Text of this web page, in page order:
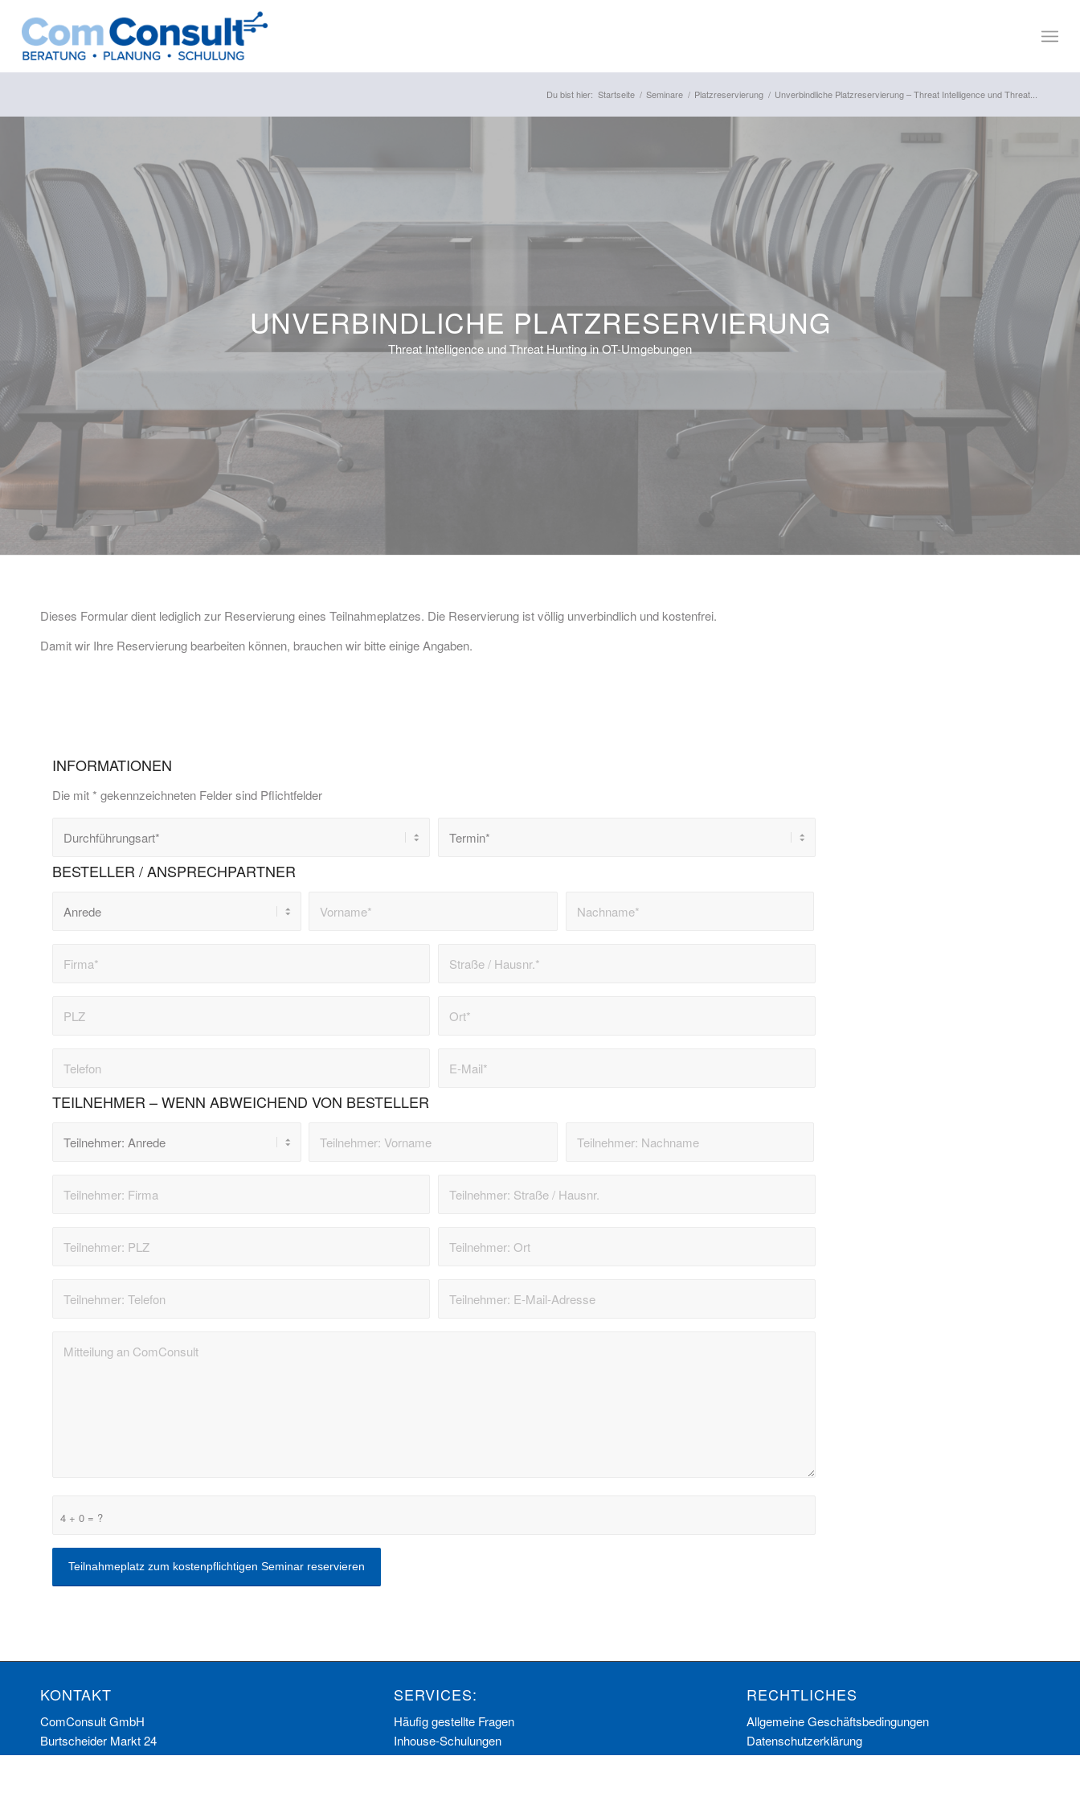
Du bist hier: Startseite / Seminare / Platzreservierung / Unverbindliche Platzreservierung – Threat Intelligence und Threat...
UNVERBINDLICHE PLATZRESERVIERUNG
Threat Intelligence und Threat Hunting in OT-Umgebungen
Dieses Formular dient lediglich zur Reservierung eines Teilnahmeplatzes. Die Reservierung ist völlig unverbindlich und kostenfrei.
Damit wir Ihre Reservierung bearbeiten können, brauchen wir bitte einige Angaben.
INFORMATIONEN
Die mit * gekennzeichneten Felder sind Pflichtfelder
BESTELLER / ANSPRECHPARTNER
TEILNEHMER – WENN ABWEICHEND VON BESTELLER
4 + 0 = ?
KONTAKT
ComConsult GmbH
Burtscheider Markt 24
52066 Aachen
SERVICES:
Häufig gestellte Fragen
Inhouse-Schulungen
Veranstaltungen A-Z
RECHTLICHES
Allgemeine Geschäftsbedingungen
Datenschutzerklärung
Impressum